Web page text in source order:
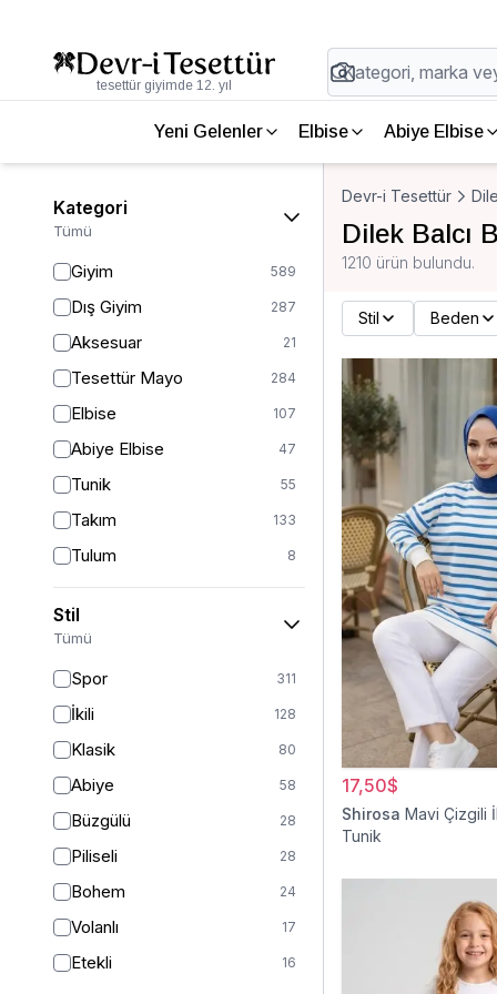
tesettür giyimde 12. yıl
Yeni Gelenler Elbise Abiye Elbise
Kategori
Tümü
Giyim 589
Dış Giyim 287
Aksesuar 21
Tesettür Mayo 284
Elbise 107
Abiye Elbise 47
Tunik 55
Takım 133
Tulum 8
Pantolon 148
Etek 19
Stil
Tümü
Spor 311
İkili 128
Klasik 80
Abiye 58
Büzgülü 28
Piliseli 28
Bohem 24
Volanlı 17
Etekli 16
Devr-i Tesettür
Dilek Balcı
1210 ürün bulundu.
Stil Beden
17,50$
Shirosa Mavi Çizgili
Tunik